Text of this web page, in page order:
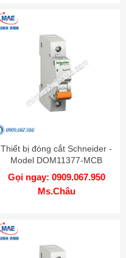
Thiết bị đóng cắt Schneider -
Model DOM11377-MCB
Gọi ngay: 0909.067.950
Ms.Châu